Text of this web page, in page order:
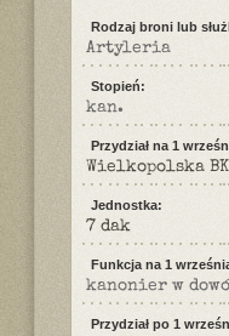
Rodzaj broni lub
Artyleria
Stopień:
kan.
Przydział na 1
Wielkopolska BK
Jednostka:
7 dak
Funkcja na 1
kanonier w
Przydział po 1